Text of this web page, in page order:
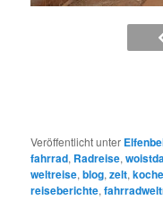
Veröffentlicht unter
fahrrad, Radreise,
weltreise,blog,zelt,
reiseberichte,